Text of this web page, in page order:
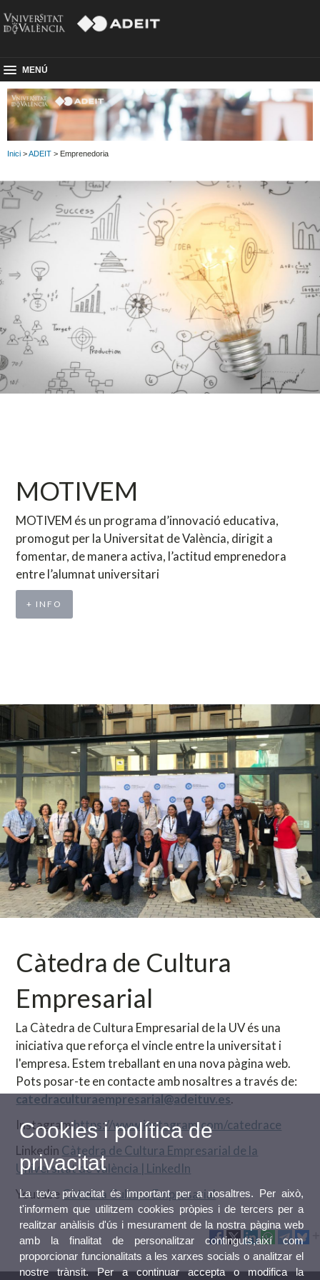
MENÚ
Inici >ADEIT > Emprenedoria
MOTIVEM
MOTIVEM és un programa d’innovació educativa,
promogut per la Universitat de València, dirigit a
fomentar, de manera activa, l’actitud emprenedora
entre l’alumnat universitari
+ INFO
Càtedra de Cultura
Empresarial
La Càtedra de Cultura Empresarial de la UV és una
iniciativa que reforça el vincle entre la universitat i
l'empresa. Estem treballant en una nova pàgina web.
Pots posar-te en contacte amb nosaltres a través de:
catedraculturaempresarial@adeituv.es.
Instagramhttps://www.instagram.com/catedrace
Linkedin Càtedra de Cultura Empresarial de la
Universitat de València | LinkedIn
Youtube Càtedra Cultura Empresarial
Cookies i política de
privacitat
La teva privacitat és important per a nosaltres. Per això,
t'informem que utilitzem cookies pròpies i de tercers per a
realitzar anàlisis d'ús i mesurament de la nostra pàgina web
amb la finalitat de personalitzar continguts,així com
proporcionar funcionalitats a les xarxes socials o analitzar el
nostre trànsit. Per a continuar accepta o modifica la